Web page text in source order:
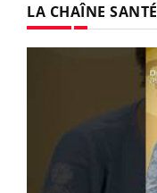
LA CHAÎNE SANTÉ